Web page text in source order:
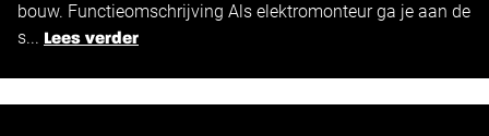
bouw. Functieomschrijving Als elektromonteur ga je aan de
s... Lees verder